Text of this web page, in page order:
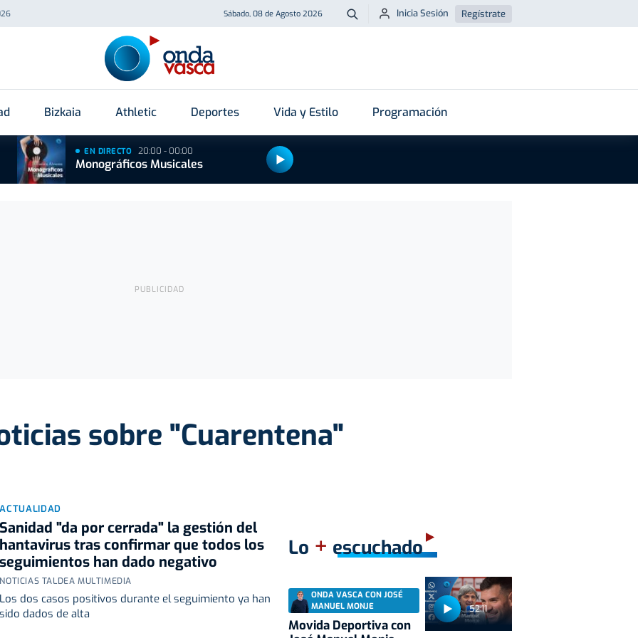
Sábado, 08 de Agosto 2026 Buscar
Inicia Sesión Regístrate
Bizkaia Athletic Deportes Vida y Estilo Programación
EN DIRECTO 20:00 - 00:00
Monográficos Musicales
sobre "Cuarentena"
ACTUALIDAD
Sanidad "da por cerrada" la gestión del
hantavirus tras confirmar que todos los
seguimientos han dado negativo
NOTICIAS TALDEA MULTIMEDIA
Los dos casos positivos durante el seguimiento ya han
sido dados de alta
Lo + escuchado
52:11
ONDA VASCA CON JOSÉ
MANUEL MONJE
Movida Deportiva con